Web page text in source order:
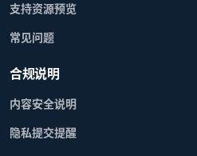
支持资源预览
常见问题
合规说明
内容安全说明
隐私提交提醒